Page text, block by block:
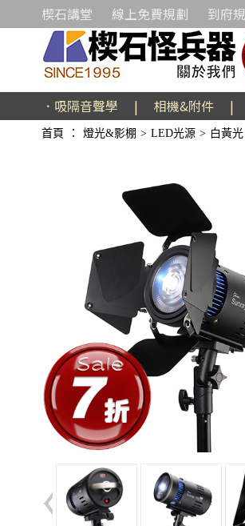
楔石講堂 線上免費規劃 到府
．吸隔音聲學 | 相機&附件 |
首頁 ： 燈光&影棚 > LED光源 > 白黃